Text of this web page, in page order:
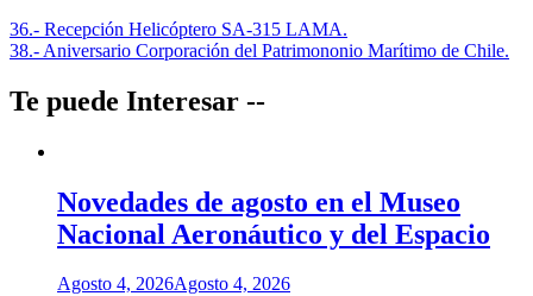
Navegación
de
entradas
36.- Recepción Helicóptero SA-315 LAMA.
38.- Aniversario Corporación del Patrimononio Marítimo de Chile.
Te puede Interesar --
Novedades de agosto en el Museo
Nacional Aeronáutico y del Espacio
Agosto 4, 2026Agosto 4, 2026